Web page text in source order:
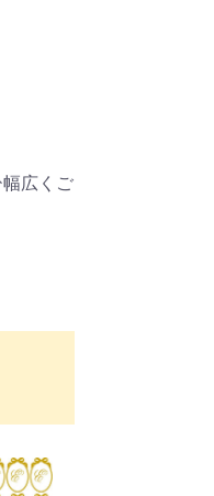
広くご